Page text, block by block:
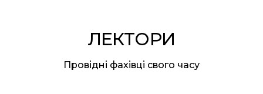
ЛЕКТОРИ
Провідні фахівці свого часу